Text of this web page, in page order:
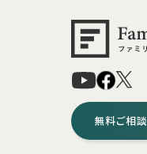
無料ご相談